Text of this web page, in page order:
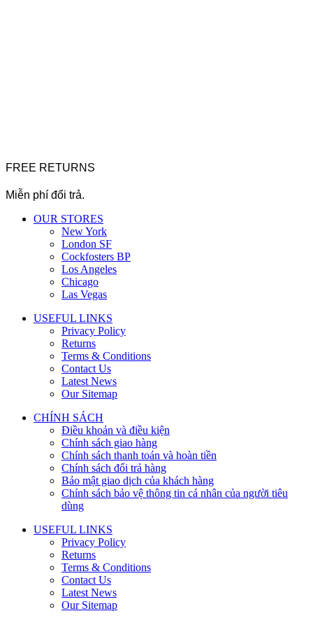
FREE RETURNS
Miễn phí đổi trả.
OUR STORES
New York
London SF
Cockfosters BP
Los Angeles
Chicago
Las Vegas
USEFUL LINKS
Privacy Policy
Returns
Terms & Conditions
Contact Us
Latest News
Our Sitemap
CHÍNH SÁCH
Điều khoản và điều kiện
Chính sách giao hàng
Chính sách thanh toán và hoàn tiền
Chính sách đổi trả hàng
Bảo mật giao dịch của khách hàng
Chính sách bảo vệ thông tin cá nhân của người tiêu
dùng
USEFUL LINKS
Privacy Policy
Returns
Terms & Conditions
Contact Us
Latest News
Our Sitemap